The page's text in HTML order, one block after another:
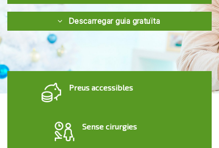
Descarregar guia gratuïta
Preus accessibles
Sense cirurgies